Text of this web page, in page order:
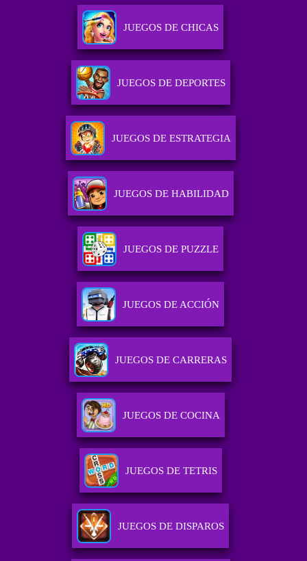
JUEGOS DE CHICAS
JUEGOS DE DEPORTES
JUEGOS DE ESTRATEGIA
JUEGOS DE HABILIDAD
JUEGOS DE PUZZLE
JUEGOS DE ACCIÓN
JUEGOS DE CARRERAS
JUEGOS DE COCINA
JUEGOS DE TETRIS
JUEGOS DE DISPAROS